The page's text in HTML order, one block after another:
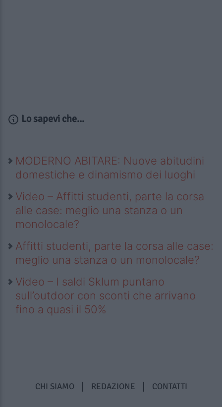
Lo sapevi che...
MODERNO ABITARE: Nuove abitudini
domestiche e dinamismo dei luoghi
Video – Affitti studenti, parte la corsa
alle case: meglio una stanza o un
monolocale?
Affitti studenti, parte la corsa alle case:
meglio una stanza o un monolocale?
Video – I saldi Sklum puntano
sull’outdoor con sconti che arrivano
fino a quasi il 50%
CHI SIAMO REDAZIONE CONTATTI